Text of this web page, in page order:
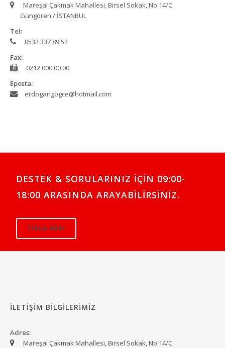
Mareşal Çakmak Mahallesi, Birsel Sokak, No:14/C
Güngören / İSTANBUL
Tel:
0532 337 89 52
Fax:
0212 000 00 00
Eposta:
erdogangogce@hotmail.com
DESTEK & SORULARINIZ İÇİN 09:00-
18:00 ARASINDA ARAYABİLİRSİNİZ.
TIKLA ARA!
İLETİŞİM BİLGİLERİMİZ
Adres:
Mareşal Çakmak Mahallesi, Birsel Sokak, No:14/C